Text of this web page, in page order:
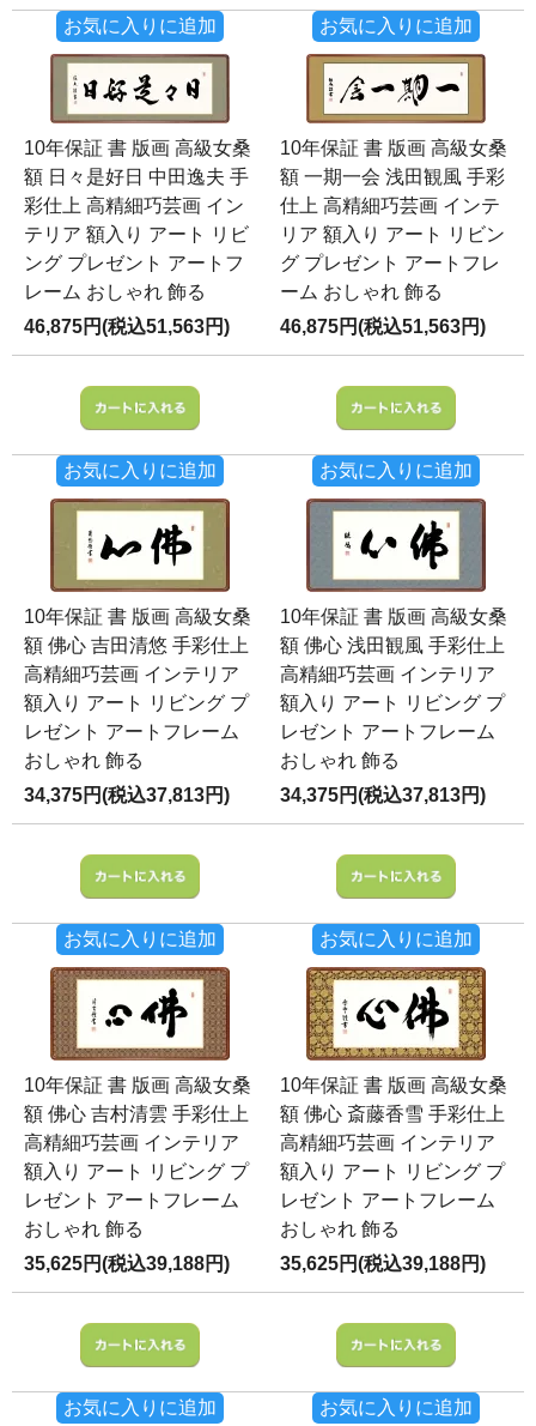
お気に入りに追加 お気に入りに追加
10年保証 書 版画 高級女桑
額 日々是好日 中田逸夫 手
彩仕上 高精細巧芸画 イン
テリア 額入り アート リビ
ング プレゼント アートフ
レーム おしゃれ 飾る
46,875円(税込51,563円)
お気に入りに追加
10年保証 書 版画 高級女桑
額 一期一会 浅田観風 手彩
仕上 高精細巧芸画 インテ
リア 額入り アート リビン
グ プレゼント アートフレ
ーム おしゃれ 飾る
46,875円(税込51,563円)
お気に入りに追加
10年保証 書 版画 高級女桑
額 佛心 吉田清悠 手彩仕上
高精細巧芸画 インテリア
額入り アート リビング プ
レゼント アートフレーム
おしゃれ 飾る
34,375円(税込37,813円)
お気に入りに追加
10年保証 書 版画 高級女桑
額 佛心 浅田観風 手彩仕上
高精細巧芸画 インテリア
額入り アート リビング プ
レゼント アートフレーム
おしゃれ 飾る
34,375円(税込37,813円)
お気に入りに追加
10年保証 書 版画 高級女桑
額 佛心 吉村清雲 手彩仕上
高精細巧芸画 インテリア
額入り アート リビング プ
レゼント アートフレーム
おしゃれ 飾る
35,625円(税込39,188円)
お気に入りに追加
10年保証 書 版画 高級女桑
額 佛心 斎藤香雪 手彩仕上
高精細巧芸画 インテリア
額入り アート リビング プ
レゼント アートフレーム
おしゃれ 飾る
35,625円(税込39,188円)
お気に入りに追加